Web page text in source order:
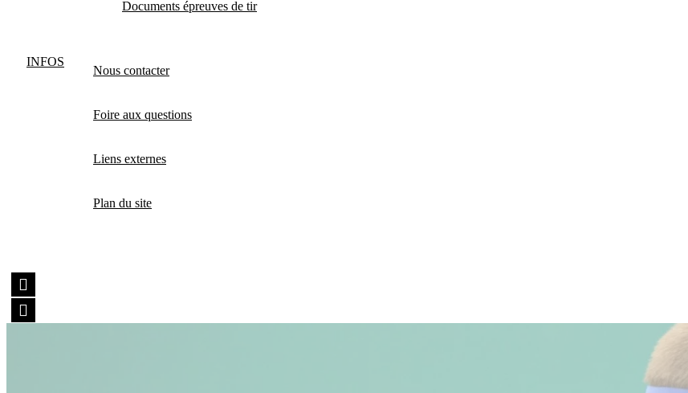
Documents épreuves de tir
INFOS
Nous contacter
Foire aux questions
Liens externes
Plan du site